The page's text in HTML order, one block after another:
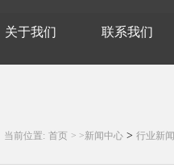
关于我们 联系我们
当前位置: 首页 > >新闻中心 > 行业新闻